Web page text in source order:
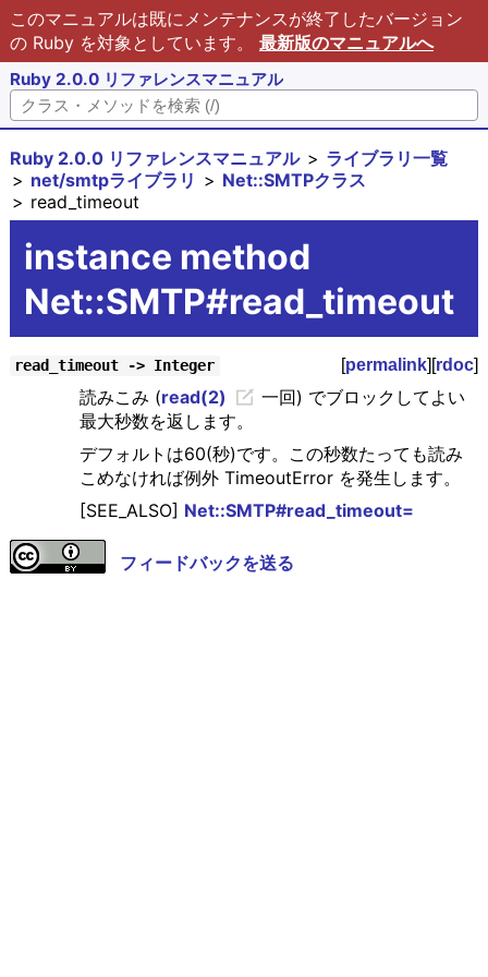
このマニュアルは既にメンテナンスが終了したバージョン
の Ruby を対象としています。 最新版のマニュアルへ
Ruby 2.0.0 リファレンスマニュアル
Ruby 2.0.0 リファレンスマニュアル
ライブラリ一覧
net/smtpライブラリ
Net::SMTPクラス
read_timeout
instance method
Net::SMTP#read_timeout
read_timeout -> Integer [permalink][rdoc]
読みこみ (read(2)
一回) でブロックしてよい
最大秒数を返します。
デフォルトは60(秒)です。この秒数たっても読み
こめなければ例外 TimeoutError を発生します。
[SEE_ALSO] Net::SMTP#read_timeout=
フィードバックを送る